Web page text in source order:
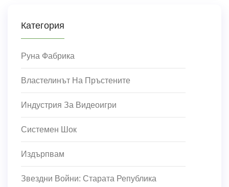
Категория
Руна Фабрика
Властелинът На Пръстените
Индустрия За Видеоигри
Системен Шок
Издърпвам
Звездни Войни: Старата Република